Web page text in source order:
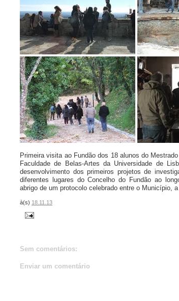
Primeira visita ao Fundão dos 18 alunos do
Faculdade de Belas-Artes da Universidade de
desenvolvimento dos primeiros projetos de
diferentes lugares do Concelho do Fundão ao
abrigo de um protocolo celebrado entre o Município,
à(s) 18.11.13
Sem comentários:
Enviar um comentário